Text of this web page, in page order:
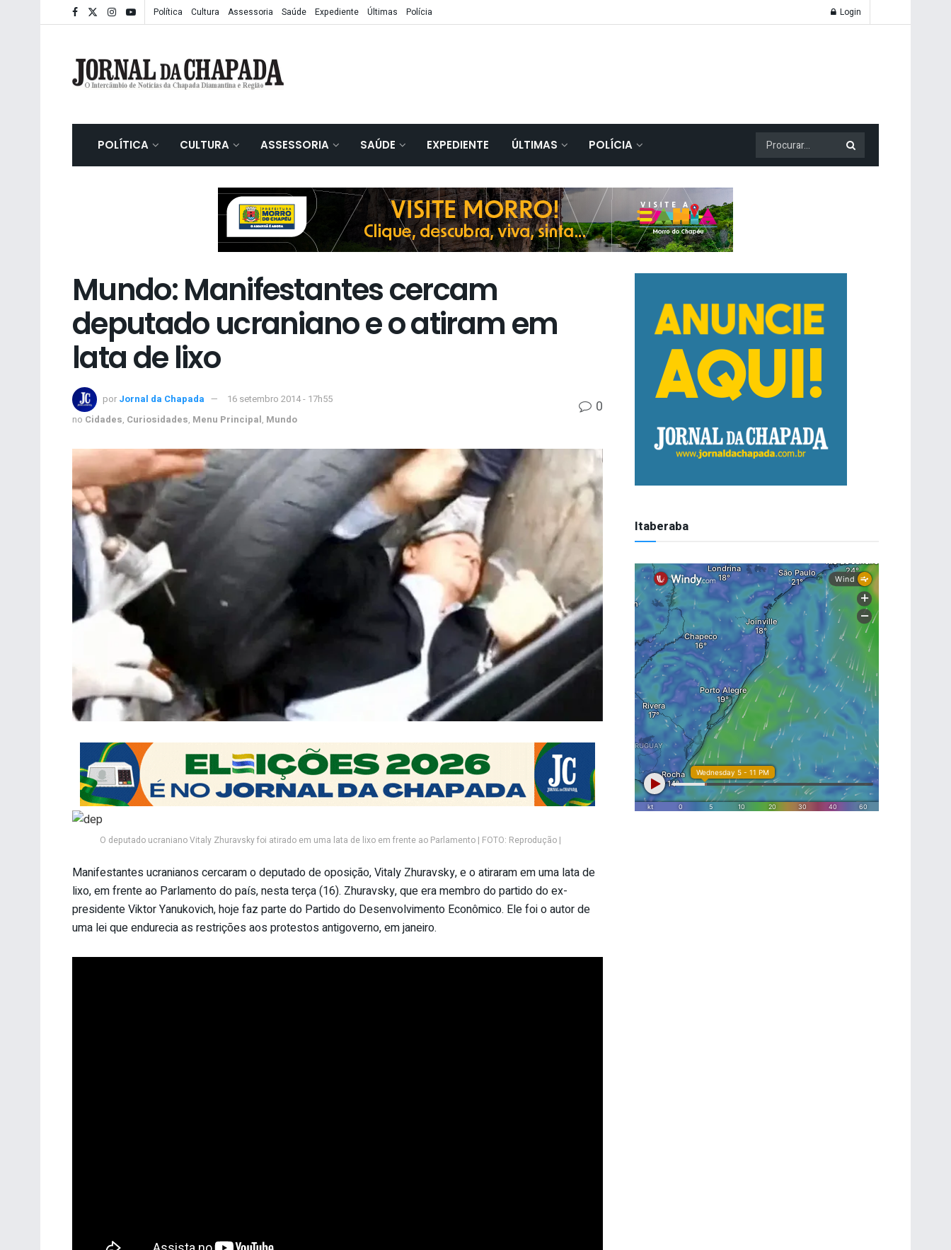
Política Cultura Assessoria Saúde Expediente Últimas Polícia Login
POLÍTICA CULTURA ASSESSORIA SAÚDE EXPEDIENTE ÚLTIMAS POLÍCIA
Mundo: Manifestantes cercam
deputado ucraniano e o atiram em
lata de lixo
por Jornal da Chapada
16 setembro 2014 - 17h55
no Cidades, Curiosidades, Menu Principal, Mundo
0
O deputado ucraniano Vitaly Zhuravsky foi atirado em uma lata de lixo em frente ao Parlamento | FOTO: Reprodução |
Manifestantes ucranianos cercaram o deputado de oposição, Vitaly Zhuravsky, e o atiraram em uma lata de
lixo, em frente ao Parlamento do país, nesta terça (16). Zhuravsky, que era membro do partido do ex-
presidente Viktor Yanukovich, hoje faz parte do Partido do Desenvolvimento Econômico. Ele foi o autor de
uma lei que endurecia as restrições aos protestos antigoverno, em janeiro.
Itaberaba